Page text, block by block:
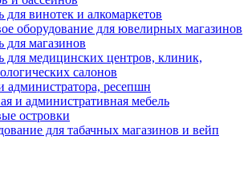
для винотек и алкомаркетов
оборудование для ювелирных магазинов
для магазинов
для медицинских центров, клиник,
салонов
администратора, ресепшн
и административная мебель
островки
для табачных магазинов и вейп